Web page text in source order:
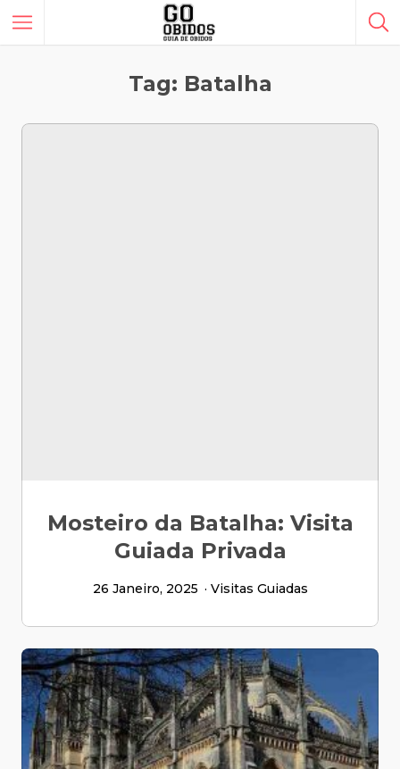
Tag: Batalha
Mosteiro da Batalha: Visita
Guiada Privada
26 Janeiro, 2025 Visitas Guiadas